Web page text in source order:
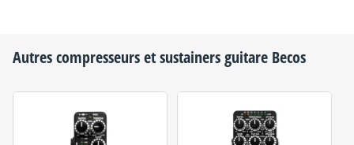
Autres compresseurs et sustainers guitare Becos